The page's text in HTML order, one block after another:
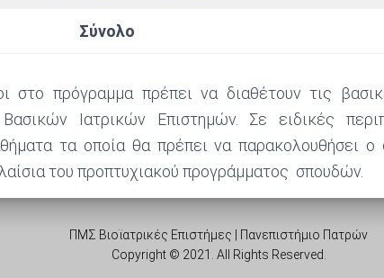
Σύνολο
στο πρόγραμμα πρέπει να διαθέτουν τις
Ιατρικών Επιστημών. Σε ειδικές
τα οποία θα πρέπει να παρακολουθήσει ο
του προπτυχιακού προγράμματος σπουδών.
ΠΜΣ Βιοϊατρικές Επιστήμες | Πανεπιστήμιο Πατρών
Copyright © 2021. All Rights Reserved.